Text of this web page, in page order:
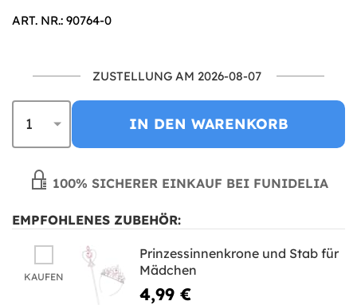
ART. NR.: 90764-0
ZUSTELLUNG AM 2026-08-07
IN DEN WARENKORB
100% SICHERER EINKAUF BEI FUNIDELIA
EMPFOHLENES ZUBEHÖR:
KAUFEN
Prinzessinnenkrone und Stab für
Mädchen
4,99 €